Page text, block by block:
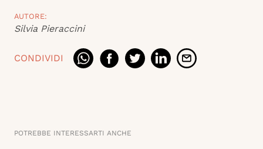
AUTORE:
Silvia Pieraccini
CONDIVIDI
POTREBBE INTERESSARTI ANCHE